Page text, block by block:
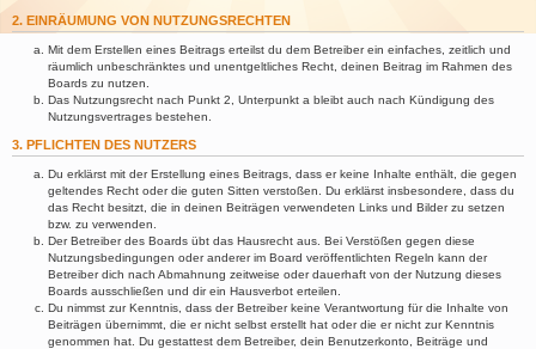
2. EINRÄUMUNG VON NUTZUNGSRECHTEN
Mit dem Erstellen eines Beitrags erteilst du dem Betreiber ein einfaches, zeitlich und
räumlich unbeschränktes und unentgeltliches Recht, deinen Beitrag im Rahmen des
Boards zu nutzen.
Das Nutzungsrecht nach Punkt 2, Unterpunkt a bleibt auch nach Kündigung des
Nutzungsvertrages bestehen.
3. PFLICHTEN DES NUTZERS
Du erklärst mit der Erstellung eines Beitrags, dass er keine Inhalte enthält, die gegen
geltendes Recht oder die guten Sitten verstoßen. Du erklärst insbesondere, dass du
das Recht besitzt, die in deinen Beiträgen verwendeten Links und Bilder zu setzen
bzw. zu verwenden.
Der Betreiber des Boards übt das Hausrecht aus. Bei Verstößen gegen diese
Nutzungsbedingungen oder anderer im Board veröffentlichten Regeln kann der
Betreiber dich nach Abmahnung zeitweise oder dauerhaft von der Nutzung dieses
Boards ausschließen und dir ein Hausverbot erteilen.
Du nimmst zur Kenntnis, dass der Betreiber keine Verantwortung für die Inhalte von
Beiträgen übernimmt, die er nicht selbst erstellt hat oder die er nicht zur Kenntnis
genommen hat. Du gestattest dem Betreiber, dein Benutzerkonto, Beiträge und